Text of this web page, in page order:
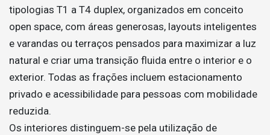
tipologias T1 a T4 duplex, organizados em conceito
open space, com áreas generosas, layouts inteligentes
e varandas ou terraços pensados para maximizar a luz
natural e criar uma transição fluida entre o interior e o
exterior. Todas as frações incluem estacionamento
privado e acessibilidade para pessoas com mobilidade
reduzida.
Os interiores distinguem-se pela utilização de